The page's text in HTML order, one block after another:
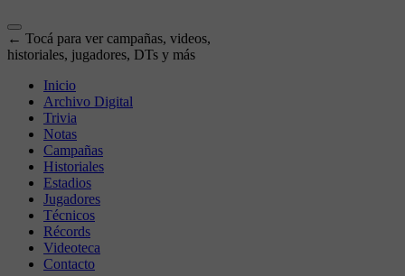
← Tocá para ver campañas, videos,
historiales, jugadores, DTs y más
Inicio
Archivo Digital
Trivia
Notas
Campañas
Historiales
Estadios
Jugadores
Técnicos
Récords
Videoteca
Contacto